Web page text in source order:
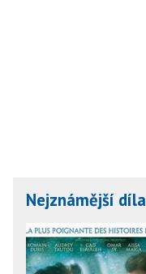
Nejznámější díla